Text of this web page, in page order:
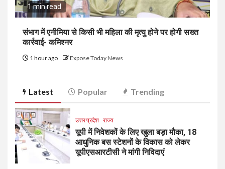
1 min read
संभाग में एनीमिया से किसी भी महिला की मृत्यु होने पर होगी सख्त
कार्रवाई- कमिश्नर
1 hour ago Expose Today News
Latest Popular Trending
उत्तर प्रदेश राज्य
यूपी में निवेशकों के लिए खुला बड़ा मौका, 18
आधुनिक बस स्टेशनों के विकास को लेकर
यूपीएसआरटीसी ने मांगी निविदाएं